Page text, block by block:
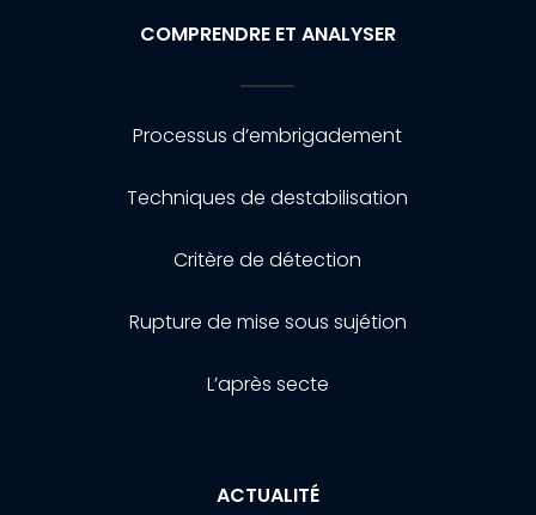
COMPRENDRE ET ANALYSER
Processus d’embrigadement
Techniques de destabilisation
Critère de détection
Rupture de mise sous sujétion
L’après secte
ACTUALITÉ